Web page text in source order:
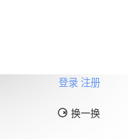
登录 注册
换一换